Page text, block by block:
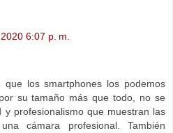
6:07 p. m.
los smartphones los podemos
su tamaño más que todo, no se
y profesionalismo que muestran las
cámara profesional. También